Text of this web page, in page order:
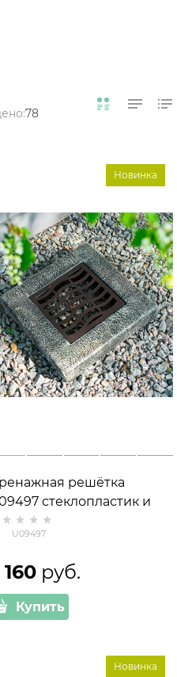
78
решётка
стеклопластик и
30*30*6 см
U09497
Новинка
160 руб.
Купить
Новинка